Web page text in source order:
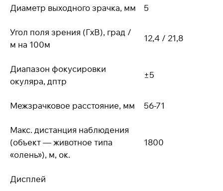
Диаметр выходного зрачка, мм 5
Угол поля зрения (ГxВ), град /
м на 100м
12,4 / 21,8
Диапазон фокусировки
окуляра, дптр
±5
Межзрачковое расстояние, мм 56-71
Макс. дистанция наблюдения
(объект — животное типа
«олень»), м, ок.
1800
Дисплей